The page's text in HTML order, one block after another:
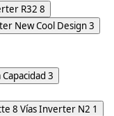
R32 8
New Cool Design3
3
8 Vías Inverter N2 1